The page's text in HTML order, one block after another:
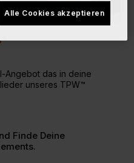
Angebot das in deine
unseres TPW™
Finde Deine
Alle Cookies akzeptieren